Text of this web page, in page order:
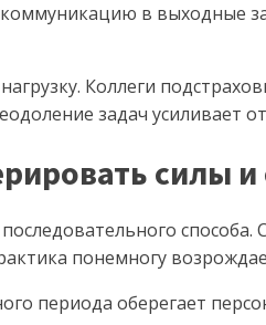
в выходные
Коллеги
задач усиливает
силы и
понемногу
периода оберегает